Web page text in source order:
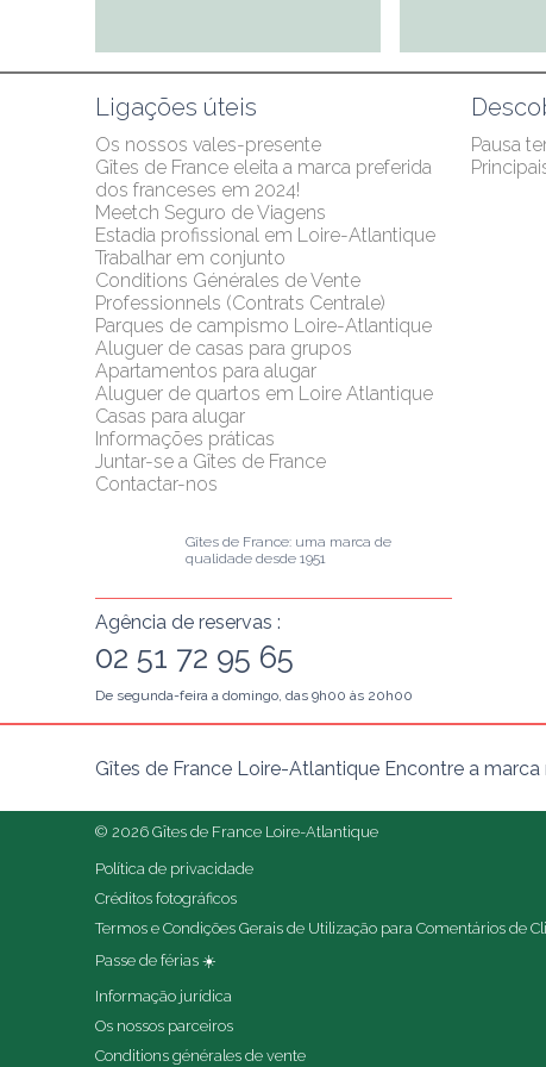
Ligações úteis
Os nossos vales-presente
Gîtes de France eleita a marca preferida
dos franceses em 2024!
Meetch Seguro de Viagens
Estadia profissional em Loire-Atlantique
Trabalhar em conjunto
Conditions Générales de Vente
Professionnels (Contrats Centrale)
Parques de campismo Loire-Atlantique
Aluguer de casas para grupos
Apartamentos para alugar
Aluguer de quartos em Loire Atlantique
Casas para alugar
Informações práticas
Juntar-se a Gîtes de France
Contactar-nos
Pausa
Gîtes de France: uma marca de
qualidade desde 1951
Agência de reservas :
02 51 72 95 65
De segunda-feira a domingo, das 9h00 às 20h00
Gîtes de France Loire-Atlantique Encontre a
© 2026 Gîtes de France Loire-Atlantique
Política de privacidade
Créditos fotográficos
Termos e Condições Gerais de Utilização para Comentários de
Passe de férias ☀️
Informação jurídica
Os nossos parceiros
Conditions générales de vente